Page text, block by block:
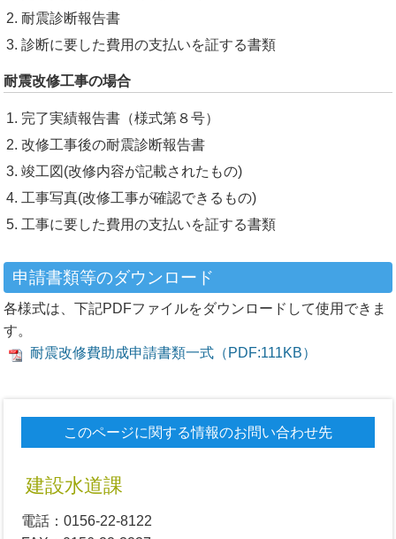
耐震診断報告書
診断に要した費用の支払いを証する書類
耐震改修工事の場合
完了実績報告書（様式第８号）
改修工事後の耐震診断報告書
竣工図(改修内容が記載されたもの)
工事写真(改修工事が確認できるもの)
工事に要した費用の支払いを証する書類
申請書類等のダウンロード
各様式は、下記PDFファイルをダウンロードして使用できま
す。
耐震改修費助成申請書類一式（PDF:111KB）
このページに関する情報のお問い合わせ先
建設水道課
電話：0156-22-8122